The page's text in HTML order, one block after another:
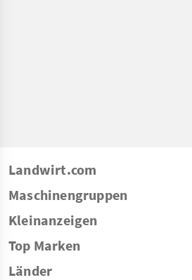
Landwirt.com
Maschinengruppen
Kleinanzeigen
Top Marken
Länder